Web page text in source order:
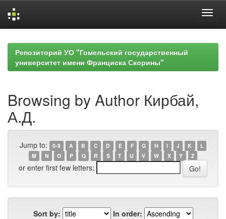
navigationРепозиторий УО "Гомельский государственный
университет имени Франциска Скорины"
Browsing by Author Кирбай,
А.Д.
Jump to: 0-9 A B C D E F G H I J K
L
M
N O P Q R S T U V W X Y Z
or enter first few letters:
Sort by:
In order: